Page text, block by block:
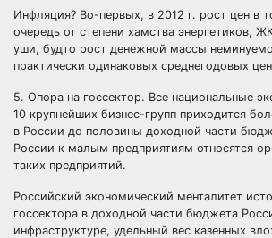
Инфляция? Во-первых, в 2012 г. рост цен в
очередь от степени хамства энергетиков,
уши, будто рост денежной массы неминуемо
практически одинаковых среднегодовых
5. Опора на госсектор. Все национальные
10 крупнейших бизнес-групп приходится
в России до половины доходной части
России к малым предприятиям относятся
таких предприятий.
Российский экономический менталитет
госсектора в доходной части бюджета
инфраструктуре, удельный вес казенных